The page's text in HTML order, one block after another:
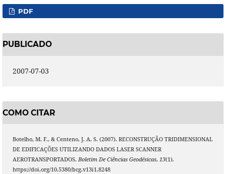
PDF
PUBLICADO
2007-07-03
COMO CITAR
Botelho, M. F., & Centeno, J. A. S. (2007). RECONSTRUÇÃO TRIDIMENSIONAL
DE EDIFICAÇÕES UTILIZANDO DADOS LASER SCANNER
AEROTRANSPORTADOS. Boletim De Ciências Geodésicas, 13(1).
https://doi.org/10.5380/bcg.v13i1.8248